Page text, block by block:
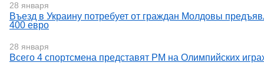
28 января
Въезд в Украину потребует от граждан Молдовы
400 евро
28 января
Всего 4 спортсмена представят РМ на Олимпийских